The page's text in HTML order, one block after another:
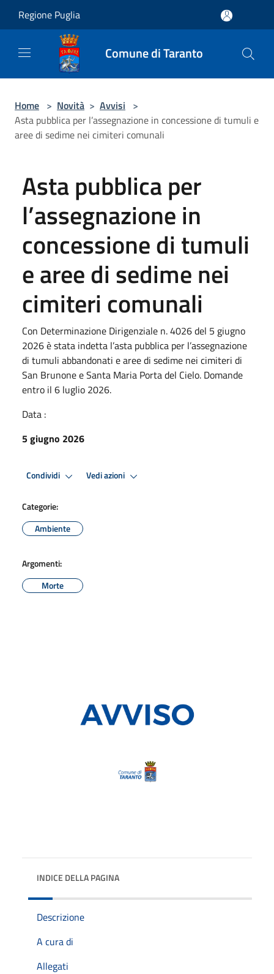
Regione Puglia
Comune di Taranto
Home > Novità > Avvisi >
Asta pubblica per l’assegnazione in concessione di tumuli e
aree di sedime nei cimiteri comunali
Asta pubblica per
l’assegnazione in
concessione di tumuli
e aree di sedime nei
cimiteri comunali
Con Determinazione Dirigenziale n. 4026 del 5 giugno
2026 è stata indetta l’asta pubblica per l’assegnazione
di tumuli abbandonati e aree di sedime nei cimiteri di
San Brunone e Santa Maria Porta del Cielo. Domande
entro il 6 luglio 2026.
Data :
5 giugno 2026
Condividi Vedi azioni
Categorie:
Ambiente
Argomenti:
Morte
INDICE DELLA PAGINA
Descrizione
A cura di
Allegati